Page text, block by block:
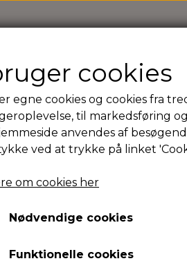
print
Nederdel
Mønstret nederdel i babyfløjl
cookies
egne cookies og cookies fra
til markedsføring
anvendes af
ved at trykke på linket
om cookies her
Nødvendige cookies
Funktionelle cookies